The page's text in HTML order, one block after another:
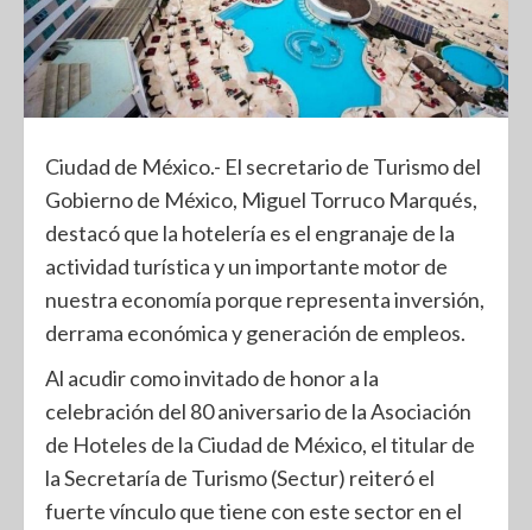
Ciudad de México.- El secretario de Turismo del
Gobierno de México, Miguel Torruco Marqués,
destacó que la hotelería es el engranaje de la
actividad turística y un importante motor de
nuestra economía porque representa inversión,
derrama económica y generación de empleos.
Al acudir como invitado de honor a la
celebración del 80 aniversario de la Asociación
de Hoteles de la Ciudad de México, el titular de
la Secretaría de Turismo (Sectur) reiteró el
fuerte vínculo que tiene con este sector en el